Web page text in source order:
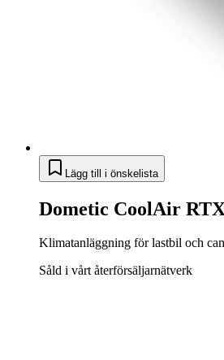
Lägg till i önskelista
Dometic CoolAir
Klimatanläggning för lastbil och
Såld i vårt återförsäljarnätverk